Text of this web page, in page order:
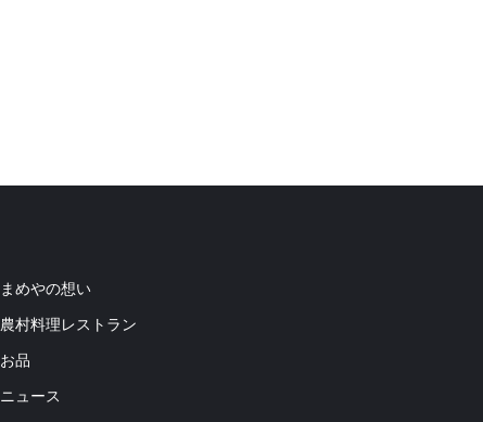
まめやの想い
農村料理レストラン
お品
ニュース